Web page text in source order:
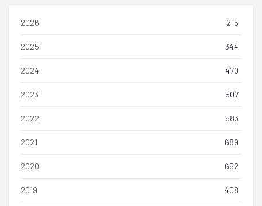
2026 215
2025 344
2024 470
2023 507
2022 583
2021 689
2020 652
2019 408